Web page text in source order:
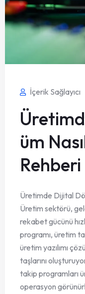
İçerik Sağlayıcı
üm
Rehberi
Üretimde Dijital
Üretim sektörü,
rekabet gücünü
programı, üretim
üretim yazılımı
taşlarını
takip programları
operasyon